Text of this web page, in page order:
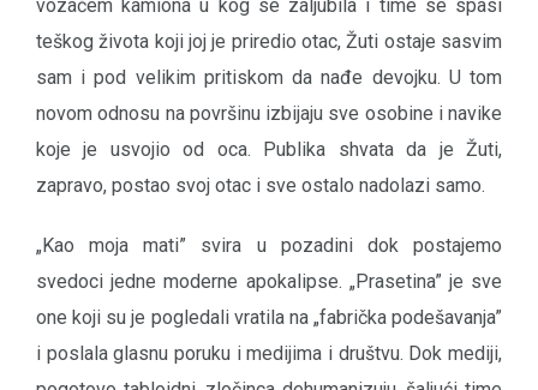
vozačem kamiona u kog se zaljubila i time se spasi
teškog života koji joj je priredio otac, Žuti ostaje sasvim
sam i pod velikim pritiskom da nađe devojku. U tom
novom odnosu na površinu izbijaju sve osobine i navike
koje je usvojio od oca. Publika shvata da je Žuti,
zapravo, postao svoj otac i sve ostalo nadolazi samo.
„Kao moja mati” svira u pozadini dok postajemo
svedoci jedne moderne apokalipse. „Prasetina” je sve
one koji su je pogledali vratila na „fabrička podešavanja”
i poslala glasnu poruku i medijima i društvu. Dok mediji,